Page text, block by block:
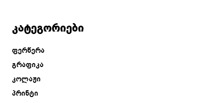
კატეგორიები
ფერწერა
გრაფიკა
კოლაჟი
პრინტი